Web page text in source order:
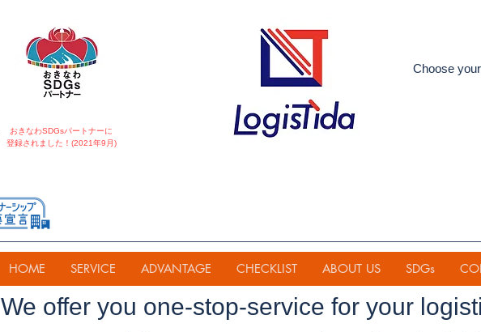
おきなわSDGsパートナーに
登録されました！(2021年9月)
Choose
HOME SERVICE ADVANTAGE CHECKLIST ABOUT US SDGs
​We offer you one-stop-service for your